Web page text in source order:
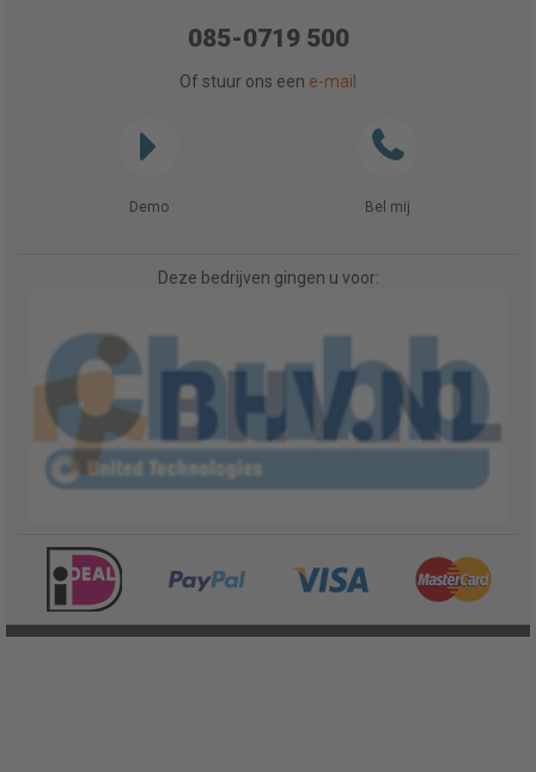
085-0719 500
Of stuur ons een e-mail
Demo Bel mij
Deze bedrijven gingen u voor: